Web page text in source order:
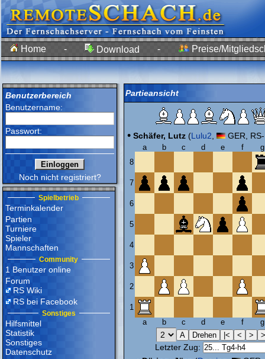
Home - Download - Preise/
Benutzerbereich
Benutzername:
Passwort:
Noch nicht registriert?
Spielbetrieb
Terminkalender
Partien
Turniere
Spieler
Mannschaften
Community
1 Benutzer online
Forum
RS Wiki
RS bei Facebook
Sonstiges
Hilfsmittel
Statistik
Sonstiges
Datenschutz
Partieansicht
• Schäfer, Lutz(Lulu2 GER,
a b c d e f
g
8
7
6
5
4
3
2
1
a
b c d e f g
Letzter Zug: